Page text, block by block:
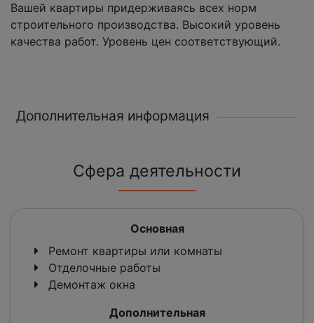
Вашей квартиры придерживаясь всех норм
строительного производства. Высокий уровень
качества работ. Уровень цен соответствующий.
Дополнительная информация
Сфера деятельности
Основная
Ремонт квартиры или комнаты
Отделочные работы
Демонтаж окна
Дополнительная